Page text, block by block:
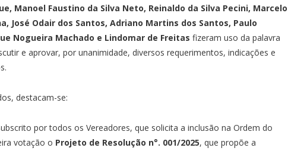
Manoel Faustino da Silva Neto, Reinaldo da Silva Pecini, Marcelo
José Odair dos Santos, Adriano Martins dos Santos, Paulo
Nogueira Machado e Lindomar de Freitas fizeram uso da palavra
e aprovar, por unanimidade, diversos requerimentos, indicações e
destacam-se:
por todos os Vereadores, que solicita a inclusão na Ordem do
votação o Projeto de Resolução n°. 001/2025, que propõe a